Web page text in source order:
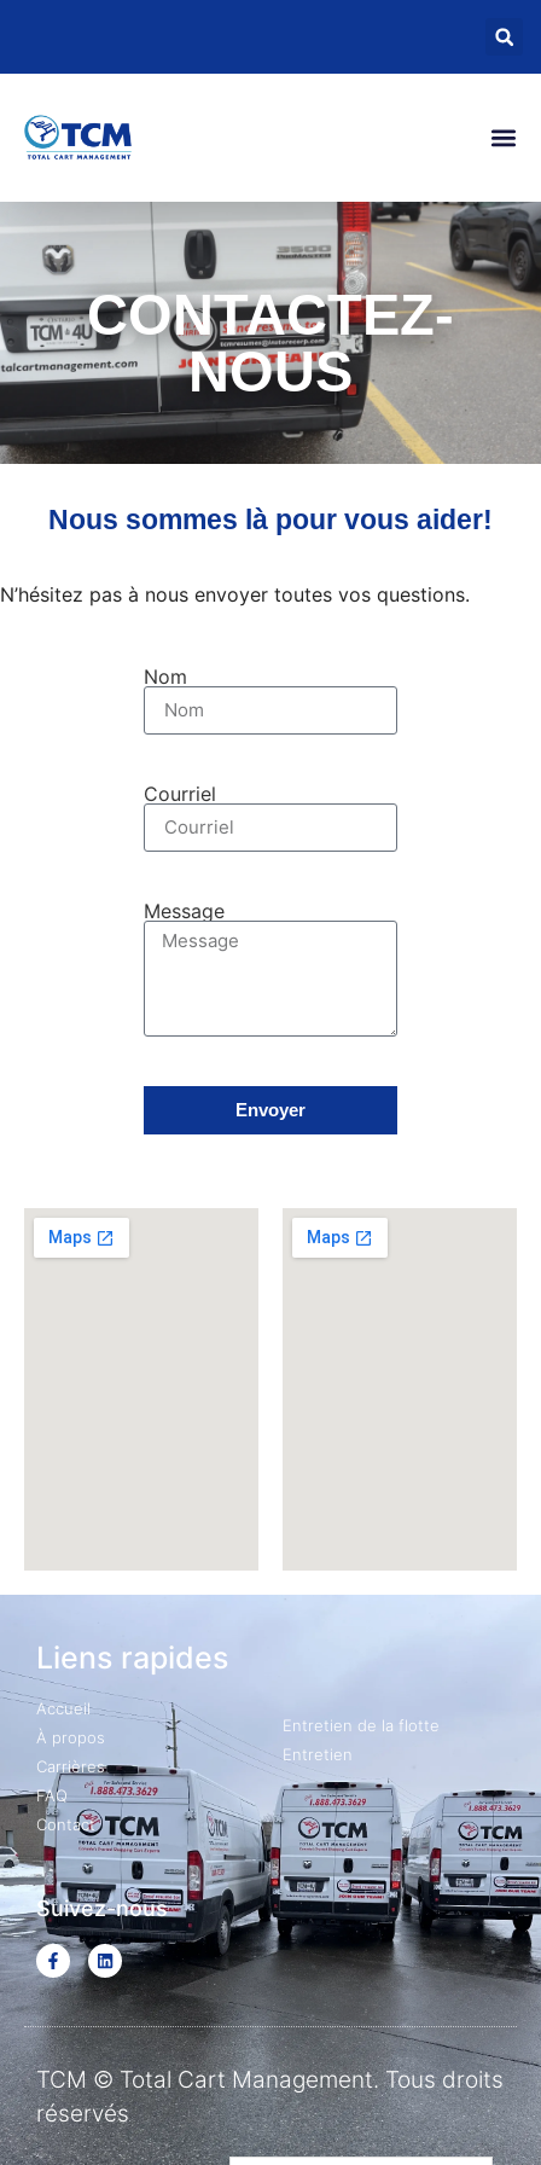
CONTACTEZ-
NOUS
Nous sommes là pour vous aider!
N’hésitez pas à nous envoyer toutes vos questions.
Nom
Courriel
Message
Envoyer
Liens rapides
Accueil
À propos
Carrières
FAQ
Contact
Entretien de la flotte
Entretien
Suivez-nous
TCM © Total Cart Management. Tous droits
réservés